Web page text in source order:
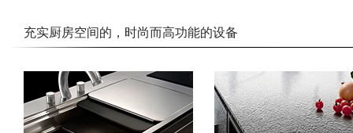
充实厨房空间的，时尚而高功能的设备